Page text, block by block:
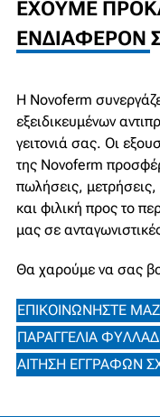
ΈΧΟΥΜΕ
ΕΝΔΙΑΦΈΡΟΝ
Η Novoferm
εξειδικευμένων
γειτονιά σας. Οι
της Novoferm
πωλήσεις,
και φιλική προς το
μας σε
Θα χαρούμε να σας
ΕΠΙΚΟΙΝΩΝΉΣΤΕ
ΠΑΡΑΓΓΕΛΊΑ
ΑΊΤΗΣΗ ΕΓΓΡΆΦΩΝ